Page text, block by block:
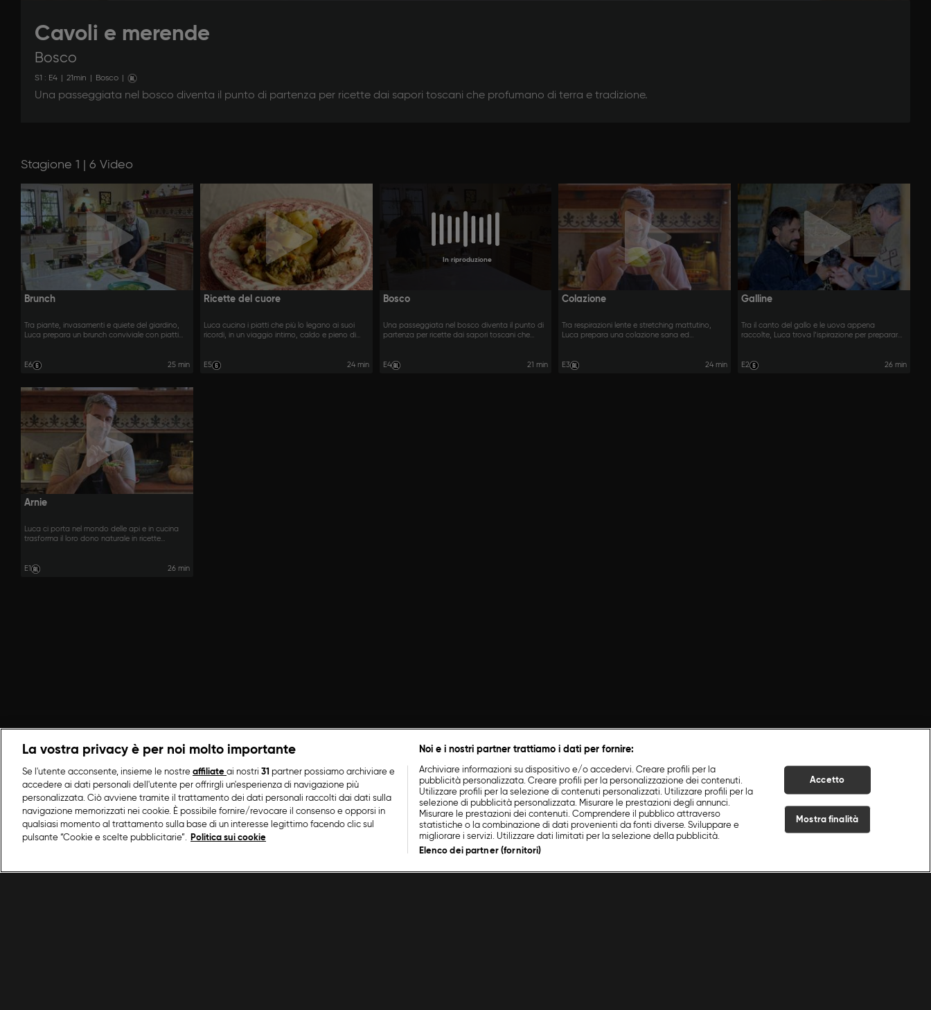
Cavoli e merende
Bosco
S1 : E4 21 min Bosco
Una passeggiata nel bosco diventa il punto di partenza per ricette dai sapori toscani che profumano di terra e tradizione.
Stagione 1 | 6 Video
Brunch
Tra piante, invasamenti e quiete del giardino,
Luca prepara un brunch conviviale con piatti
E6 25 min
Ricette del cuore
Luca cucina i piatti che più lo legano ai suoi
ricordi, in un viaggio intimo, caldo e pieno di
E5 24 min
In riproduzione
Bosco
Una passeggiata nel bosco diventa il punto di
partenza per ricette dai sapori toscani che
E4 21 min
Colazione
Tra respirazioni lente e stretching mattutino,
Luca prepara una colazione sana ed
E3 24 min
Galline
Tra il canto del gallo e le uova appena
raccolte, Luca trova l’ispirazione per preparare
E2
26 min
Arnie
Luca ci porta nel mondo delle api e in cucina
trasforma il loro dono naturale in ricette
E1 26 min
La vostra privacy è per noi molto importante
Se l'utente acconsente, insieme le nostre affiliate ai nostri 31 partner possiamo archiviare e
accedere ai dati personali dell'utente per offrirgli un'esperienza di navigazione più
personalizzata. Ciò avviene tramite il trattamento dei dati personali raccolti dai dati sulla
navigazione memorizzati nei cookie. È possibile fornire/revocare il consenso e opporsi in
qualsiasi momento al trattamento sulla base di un interesse legittimo facendo clic sul
pulsante “Cookie e scelte pubblicitarie”.
Politica sui cookie
Noi e i nostri partner trattiamo i dati per fornire:
Archiviare informazioni su dispositivo e/o accedervi. Creare profili per la
pubblicità personalizzata. Creare profili per la personalizzazione dei contenuti.
Utilizzare profili per la selezione di contenuti personalizzati. Utilizzare profili per la
selezione di pubblicità personalizzata. Misurare le prestazioni degli annunci.
Misurare le prestazioni dei contenuti. Comprendere il pubblico attraverso
statistiche o la combinazione di dati provenienti da fonti diverse. Sviluppare e
migliorare i servizi. Utilizzare dati limitati per la selezione della pubblicità.
Elenco dei partner (fornitori)
Accetto
Mostra finalità